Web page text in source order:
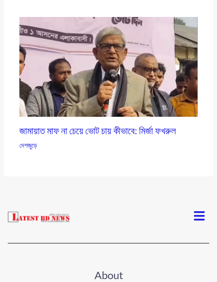
জামায়াত মাফ না চেয়ে ভোট চায় কীভাবে: মির্জা ফখরুল
দেশজুড়ে
Menu
About